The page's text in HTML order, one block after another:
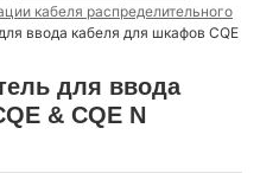
кабеля распределительного
ввода кабеля для шкафов CQE
для ввода
& CQE N